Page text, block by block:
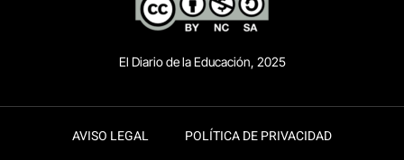
El Diario de la Educación, 2025
AVISO LEGAL POLÍTICA DE PRIVACIDAD